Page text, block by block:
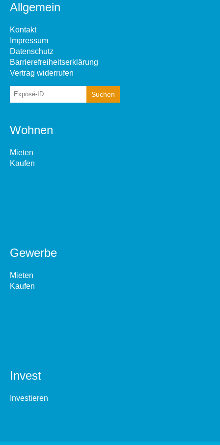
Allgemein
Kontakt
Impressum
Datenschutz
Barrierefreiheitserklärung
Vertrag widerrufen
Wohnen
Mieten
Kaufen
Gewerbe
Mieten
Kaufen
Invest
Investieren